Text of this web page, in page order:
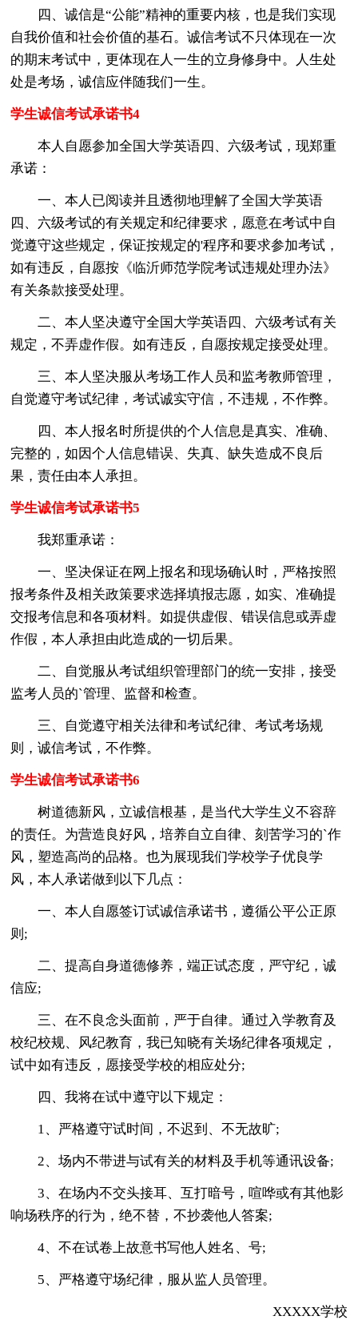
四、诚信是“公能”精神的重要内核，也是我们实现
自我价值和社会价值的基石。诚信考试不只体现在一次
的期末考试中，更体现在人一生的立身修身中。人生处
处是考场，诚信应伴随我们一生。
学生诚信考试承诺书4
本人自愿参加全国大学英语四、六级考试，现郑重
承诺：
一、本人已阅读并且透彻地理解了全国大学英语
四、六级考试的有关规定和纪律要求，愿意在考试中自
觉遵守这些规定，保证按规定的'程序和要求参加考试，
如有违反，自愿按《临沂师范学院考试违规处理办法》
有关条款接受处理。
二、本人坚决遵守全国大学英语四、六级考试有关
规定，不弄虚作假。如有违反，自愿按规定接受处理。
三、本人坚决服从考场工作人员和监考教师管理，
自觉遵守考试纪律，考试诚实守信，不违规，不作弊。
四、本人报名时所提供的个人信息是真实、准确、
完整的，如因个人信息错误、失真、缺失造成不良后
果，责任由本人承担。
学生诚信考试承诺书5
我郑重承诺：
一、坚决保证在网上报名和现场确认时，严格按照
报考条件及相关政策要求选择填报志愿，如实、准确提
交报考信息和各项材料。如提供虚假、错误信息或弄虚
作假，本人承担由此造成的一切后果。
二、自觉服从考试组织管理部门的统一安排，接受
监考人员的`管理、监督和检查。
三、自觉遵守相关法律和考试纪律、考试考场规
则，诚信考试，不作弊。
学生诚信考试承诺书6
树道德新风，立诚信根基，是当代大学生义不容辞
的责任。为营造良好风，培养自立自律、刻苦学习的`作
风，塑造高尚的品格。也为展现我们学校学子优良学
风，本人承诺做到以下几点：
一、本人自愿签订试诚信承诺书，遵循公平公正原
则;
二、提高自身道德修养，端正试态度，严守纪，诚
信应;
三、在不良念头面前，严于自律。通过入学教育及
校纪校规、风纪教育，我已知晓有关场纪律各项规定，
试中如有违反，愿接受学校的相应处分;
四、我将在试中遵守以下规定：
1、严格遵守试时间，不迟到、不无故旷;
2、场内不带进与试有关的材料及手机等通讯设备;
3、在场内不交头接耳、互打暗号，喧哗或有其他影
响场秩序的行为，绝不替，不抄袭他人答案;
4、不在试卷上故意书写他人姓名、号;
5、严格遵守场纪律，服从监人员管理。
XXXXX学校